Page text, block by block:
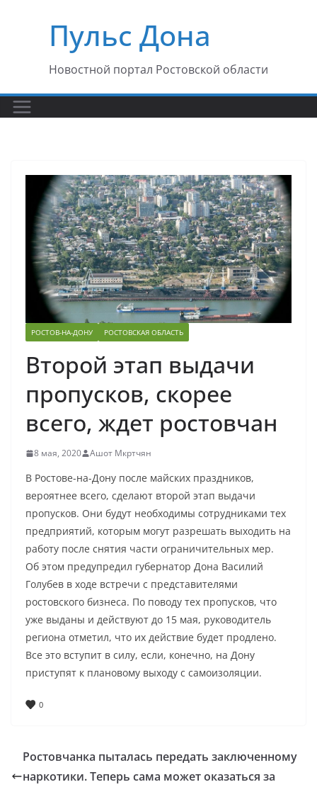
содержимомуПульс Дона
Новостной портал Ростовской области
РОСТОВ-НА-ДОНУ РОСТОВСКАЯ ОБЛАСТЬ
Второй этап выдачи
пропусков, скорее
всего, ждет ростовчан
8 мая, 2020 Ашот Мкртчян
В Ростове-на-Дону после майских праздников,
вероятнее всего, сделают второй этап выдачи
пропусков. Они будут необходимы сотрудниками тех
предприятий, которым могут разрешать выходить на
работу после снятия части ограничительных мер.
Об этом предупредил губернатор Дона Василий
Голубев в ходе встречи с представителями
ростовского бизнеса. По поводу тех пропусков, что
уже выданы и действуют до 15 мая, руководитель
региона отметил, что их действие будет продлено.
Все это вступит в силу, если, конечно, на Дону
приступят к плановому выходу с самоизоляции.
0
Ростовчанка пыталась передать заключенному
наркотики. Теперь сама может оказаться за